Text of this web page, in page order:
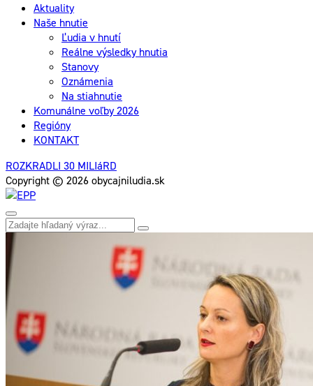
Aktuality
Naše hnutie
Ľudia v hnutí
Reálne výsledky hnutia
Stanovy
Oznámenia
Na stiahnutie
Komunálne voľby 2026
Regióny
KONTAKT
ROZKRADLI 30 MILIáRD
Copyright © 2026 obycajniludia.sk